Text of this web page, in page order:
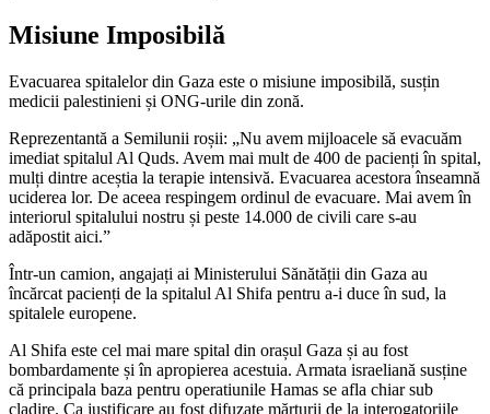
Misiune Imposibilă
Evacuarea spitalelor din Gaza este o misiune imposibilă, susțin
medicii palestinieni și ONG-urile din zonă.
Reprezentantă a Semilunii roșii: „Nu avem mijloacele să evacuăm
imediat spitalul Al Quds. Avem mai mult de 400 de pacienți în spital,
mulți dintre aceștia la terapie intensivă. Evacuarea acestora înseamnă
uciderea lor. De aceea respingem ordinul de evacuare. Mai avem în
interiorul spitalului nostru și peste 14.000 de civili care s-au
adăpostit aici.”
Într-un camion, angajați ai Ministerului Sănătății din Gaza au
încărcat pacienți de la spitalul Al Shifa pentru a-i duce în sud, la
spitalele europene.
Al Shifa este cel mai mare spital din orașul Gaza și au fost
bombardamente și în apropierea acestuia. Armata israeliană susține
că principala baza pentru operatiunile Hamas se afla chiar sub
cladire. Ca justificare au fost difuzate mărturii de la interogatoriile